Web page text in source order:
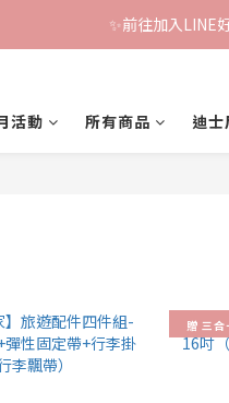
鐵粉群開張！
✨前往加入LINE
鐵粉群開張！
活動 所有商品 迪士
贈 三合